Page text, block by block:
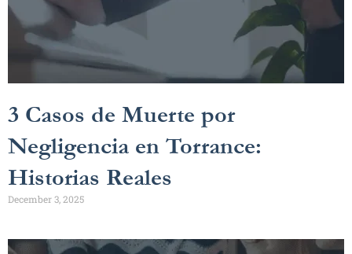
3 Casos de Muerte por
Negligencia en Torrance:
Historias Reales
December 3, 2025